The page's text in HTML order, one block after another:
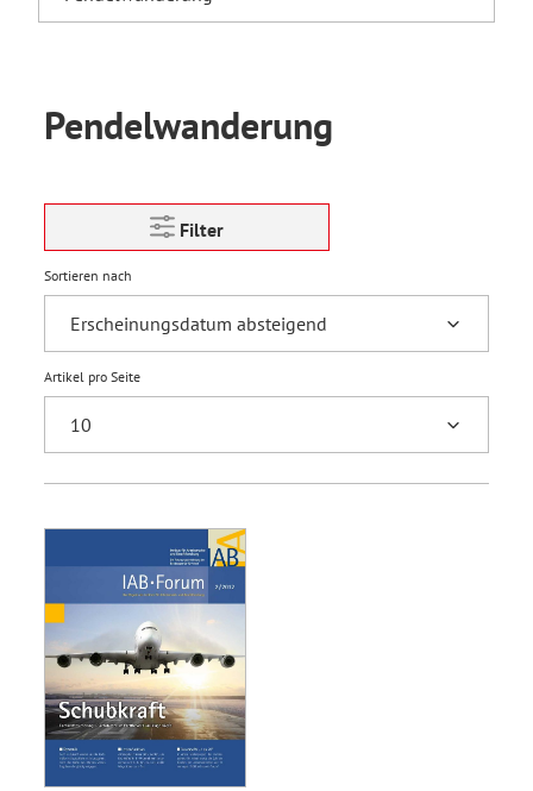
Pendelwanderung
Filter
Sortieren nach
Artikel pro Seite